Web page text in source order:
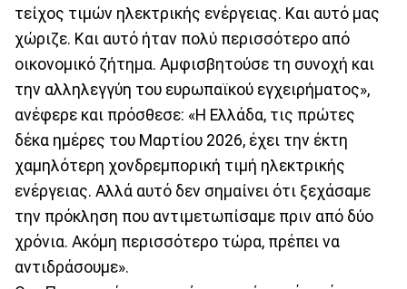
τείχος τιμών ηλεκτρικής ενέργειας. Και αυτό μας
χώριζε. Και αυτό ήταν πολύ περισσότερο από
οικονομικό ζήτημα. Αμφισβητούσε τη συνοχή και
την αλληλεγγύη του ευρωπαϊκού εγχειρήματος»,
ανέφερε και πρόσθεσε: «Η Ελλάδα, τις πρώτες
δέκα ημέρες του Μαρτίου 2026, έχει την έκτη
χαμηλότερη χονδρεμπορική τιμή ηλεκτρικής
ενέργειας. Αλλά αυτό δεν σημαίνει ότι ξεχάσαμε
την πρόκληση που αντιμετωπίσαμε πριν από δύο
χρόνια. Ακόμη περισσότερο τώρα, πρέπει να
αντιδράσουμε».